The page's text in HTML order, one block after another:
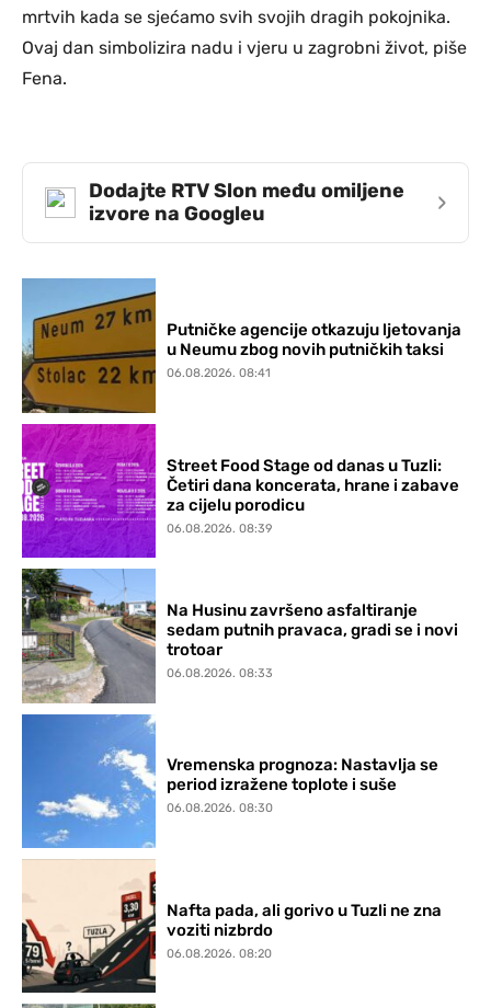
mrtvih kada se sjećamo svih svojih dragih pokojnika.
Ovaj dan simbolizira nadu i vjeru u zagrobni život, piše
Fena.
Dodajte RTV Slon među omiljene
izvore na Googleu
›
Putničke agencije otkazuju ljetovanja
u Neumu zbog novih putničkih taksi
06.08.2026. 08:41
Street Food Stage od danas u Tuzli:
Četiri dana koncerata, hrane i zabave
za cijelu porodicu
06.08.2026. 08:39
Na Husinu završeno asfaltiranje
sedam putnih pravaca, gradi se i novi
trotoar
06.08.2026. 08:33
Vremenska prognoza: Nastavlja se
period izražene toplote i suše
06.08.2026. 08:30
Nafta pada, ali gorivo u Tuzli ne zna
voziti nizbrdo
06.08.2026. 08:20